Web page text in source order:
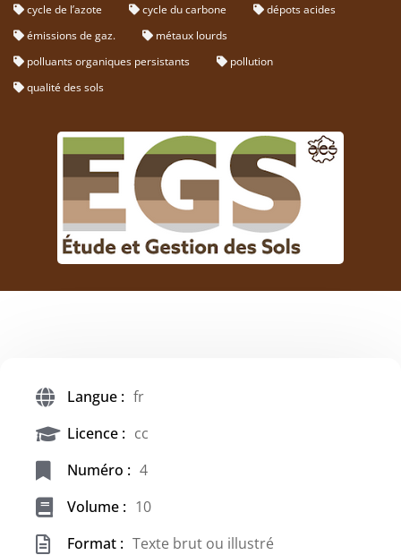
cycle de l’azote cycle du carbone
dépots acides
émissions de gaz.
métaux lourds
polluants organiques persistants
pollution
qualité des sols
Langue : fr
Licence : cc
Numéro : 4
Volume : 10
Format : Texte brut ou illustré